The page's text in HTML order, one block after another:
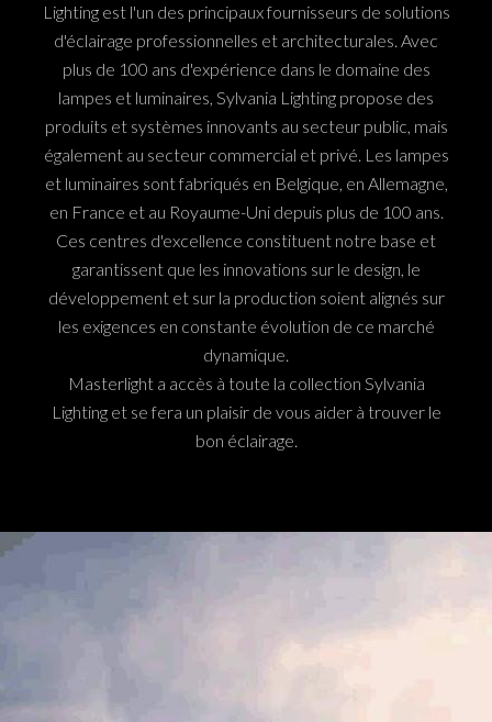
Lighting est l'un des principaux fournisseurs de solutions
d'éclairage professionnelles et architecturales. Avec
plus de 100 ans d'expérience dans le domaine des
lampes et luminaires, Sylvania Lighting propose des
produits et systèmes innovants au secteur public, mais
également au secteur commercial et privé. Les lampes
et luminaires sont fabriqués en Belgique, en Allemagne,
en France et au Royaume-Uni depuis plus de 100 ans.
Ces centres d'excellence constituent notre base et
garantissent que les innovations sur le design, le
développement et sur la production soient alignés sur
les exigences en constante évolution de ce marché
dynamique.
Masterlight a accès à toute la collection Sylvania
Lighting et se fera un plaisir de vous aider à trouver le
bon éclairage.